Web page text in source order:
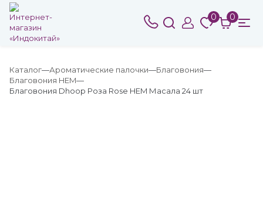
0 0
Каталог Ароматические палочки
Благовония
Благовония HEM
Благовония Dhoop Роза Rose HEM Масала 24 шт